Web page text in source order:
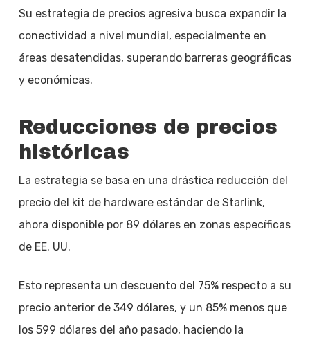
Su estrategia de precios agresiva busca expandir la
conectividad a nivel mundial, especialmente en
áreas desatendidas, superando barreras geográficas
y económicas.
Reducciones de precios
históricas
La estrategia se basa en una drástica reducción del
precio del kit de hardware estándar de Starlink,
ahora disponible por 89 dólares en zonas específicas
de EE. UU.
Esto representa un descuento del 75% respecto a su
precio anterior de 349 dólares, y un 85% menos que
los 599 dólares del año pasado, haciendo la